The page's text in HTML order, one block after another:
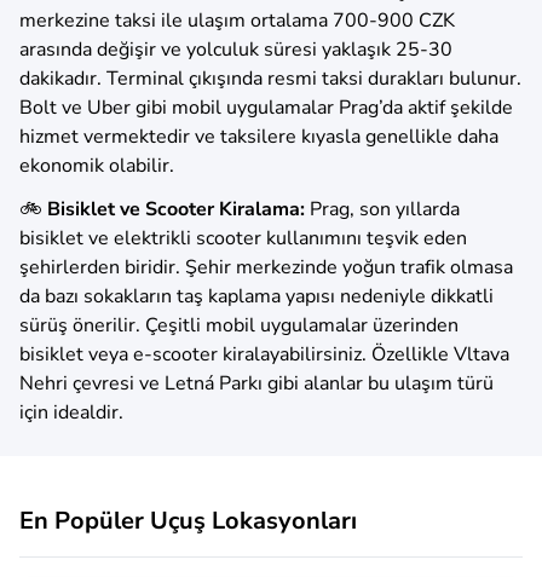
merkezine taksi ile ulaşım ortalama 700-900 CZK
arasında değişir ve yolculuk süresi yaklaşık 25-30
dakikadır. Terminal çıkışında resmi taksi durakları bulunur.
Bolt ve Uber gibi mobil uygulamalar Prag’da aktif şekilde
hizmet vermektedir ve taksilere kıyasla genellikle daha
ekonomik olabilir.
🚲 Bisiklet ve Scooter Kiralama: Prag, son yıllarda
bisiklet ve elektrikli scooter kullanımını teşvik eden
şehirlerden biridir. Şehir merkezinde yoğun trafik olmasa
da bazı sokakların taş kaplama yapısı nedeniyle dikkatli
sürüş önerilir. Çeşitli mobil uygulamalar üzerinden
bisiklet veya e-scooter kiralayabilirsiniz. Özellikle Vltava
Nehri çevresi ve Letná Parkı gibi alanlar bu ulaşım türü
için idealdir.
En Popüler Uçuş Lokasyonları